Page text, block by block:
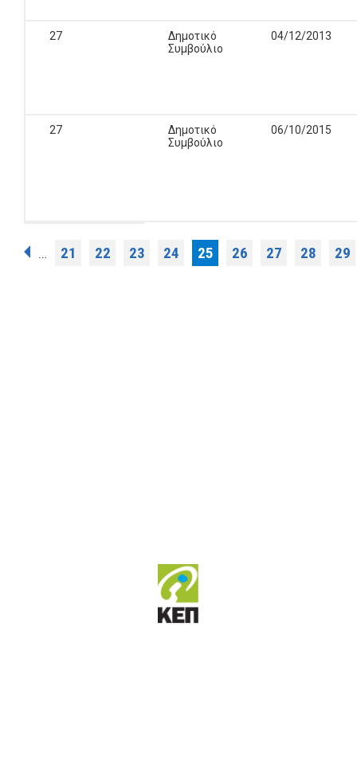
27
Δημοτικό
Συμβούλιο
04/12/2013
27
Δημοτικό
Συμβούλιο
06/10/2015
Σελίδες
… 21 22 23 24 25 26 27 28 29